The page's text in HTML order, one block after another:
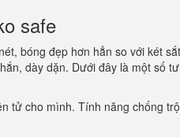
safe
bóng đẹp hơn hẳn so với két
dày dặn. Dưới đây là một số
tử cho mình. Tính năng chống